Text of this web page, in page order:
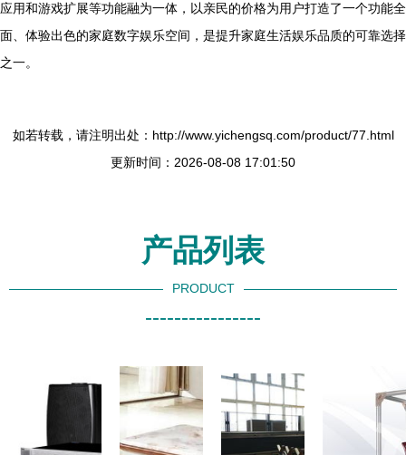
应用和游戏扩展等功能融为一体，以亲民的价格为用户打造了一个功能全
面、体验出色的家庭数字娱乐空间，是提升家庭生活娱乐品质的可靠选择
之一。
如若转载，请注明出处：http://www.yichengsq.com/product/77.html
更新时间：2026-08-08 17:01:50
产品列表
PRODUCT
----------------